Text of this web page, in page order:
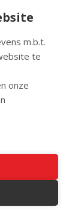
m.b.t.
te
onze
artikelen rust
.